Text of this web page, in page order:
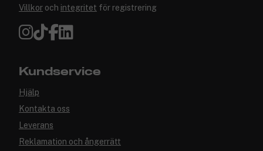
Villkor och integritet för registrering
Kundservice
Hjälp
Kontakta oss
Leverans
Reklamation och ångerrätt